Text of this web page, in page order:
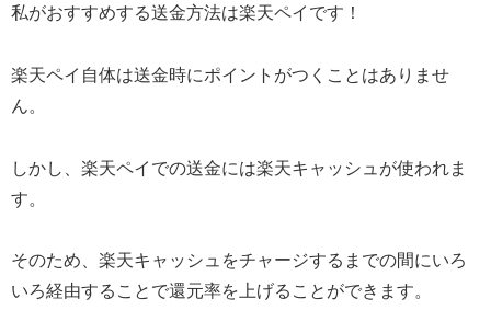
私がおすすめする送金方法は楽天ペイです！
楽天ペイ自体は送金時にポイントがつくことはありませ
ん。
しかし、楽天ペイでの送金には楽天キャッシュが使われま
す。
そのため、楽天キャッシュをチャージするまでの間にいろ
いろ経由することで還元率を上げることができます。